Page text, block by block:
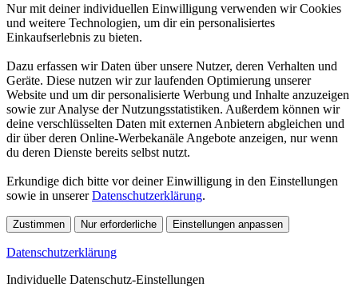
Nur mit deiner individuellen Einwilligung verwenden wir Cookies
und weitere Technologien, um dir ein personalisiertes
Einkaufserlebnis zu bieten.
Dazu erfassen wir Daten über unsere Nutzer, deren Verhalten und
Geräte. Diese nutzen wir zur laufenden Optimierung unserer
Website und um dir personalisierte Werbung und Inhalte anzuzeigen
sowie zur Analyse der Nutzungsstatistiken. Außerdem können wir
deine verschlüsselten Daten mit externen Anbietern abgleichen und
dir über deren Online-Werbekanäle Angebote anzeigen, nur wenn
du deren Dienste bereits selbst nutzt.
Erkundige dich bitte vor deiner Einwilligung in den Einstellungen
sowie in unsererDatenschutzerklärung.
Zustimmen Nur erforderliche Einstellungen anpassen
Datenschutzerklärung
Individuelle Datenschutz-Einstellungen